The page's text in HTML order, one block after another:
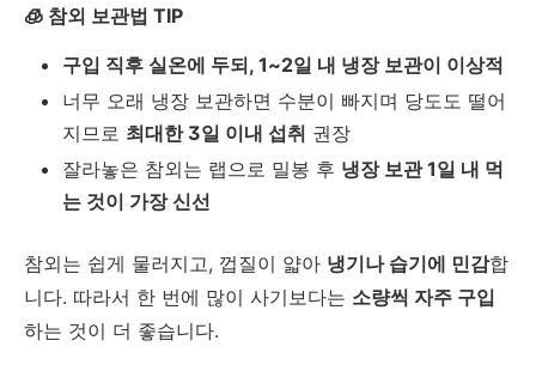
🧊 참외 보관법 TIP
구입 직후 실온에 두되, 1~2일 내 냉장 보관이 이상적
너무 오래 냉장 보관하면 수분이 빠지며 당도도 떨어
지므로 최대한3일 이내 섭취 권장
잘라놓은 참외는 랩으로 밀봉 후 냉장 보관1일 내 먹
는 것이 가장 신선
참외는 쉽게 물러지고, 껍질이 얇아 냉기나 습기에 민감합
니다. 따라서 한 번에 많이 사기보다는 소량씩 자주 구입
하는 것이 더 좋습니다.